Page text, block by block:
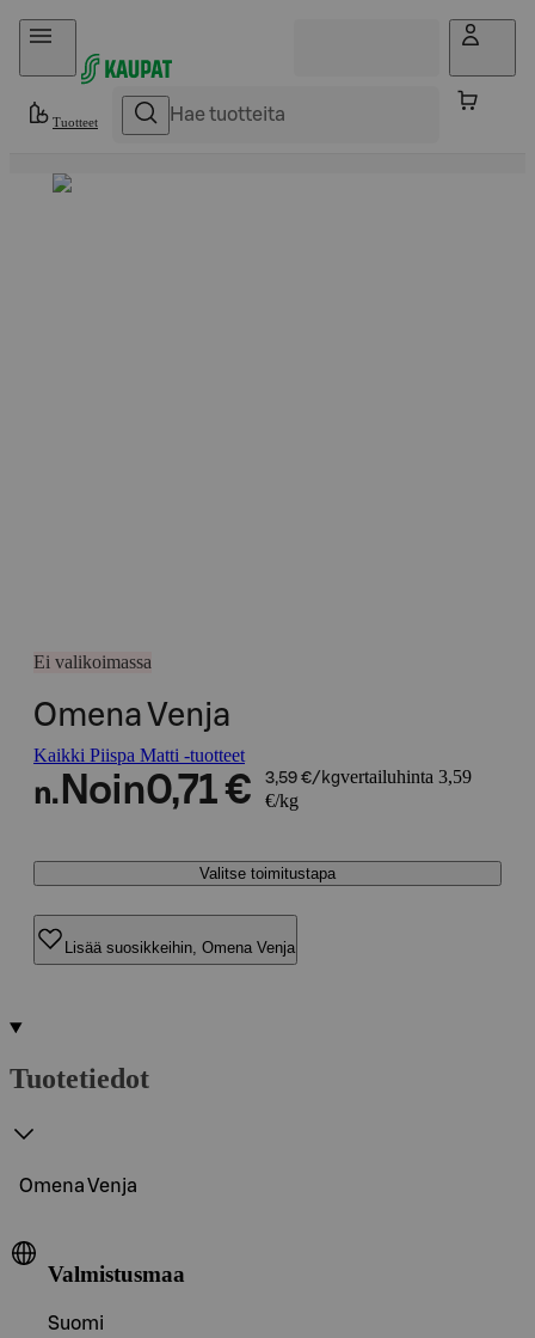
Hyppää sisältöön
Tuotteet
Ei valikoimassa
Omena Venja
Kaikki Piispa Matti -tuotteet
n. Noin0,71 € 3,59 €/kgvertailuhinta 3,59
€/kg
Valitse toimitustapa
Lisää suosikkeihin, Omena Venja
Tuotetiedot
Omena Venja
Valmistusmaa
Suomi